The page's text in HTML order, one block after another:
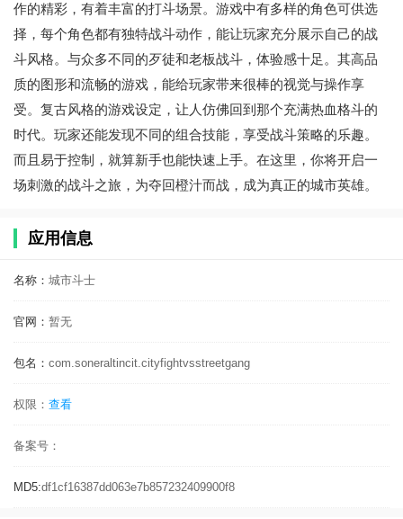
作的精彩，有着丰富的打斗场景。游戏中有多样的角色可供选
择，每个角色都有独特战斗动作，能让玩家充分展示自己的战
斗风格。与众多不同的歹徒和老板战斗，体验感十足。其高品
质的图形和流畅的游戏，能给玩家带来很棒的视觉与操作享
受。复古风格的游戏设定，让人仿佛回到那个充满热血格斗的
时代。玩家还能发现不同的组合技能，享受战斗策略的乐趣。
而且易于控制，就算新手也能快速上手。在这里，你将开启一
场刺激的战斗之旅，为夺回橙汁而战，成为真正的城市英雄。
应用信息
名称： 城市斗士
官网： 暂无
包名： com.soneraltincit.cityfightvsstreetgang
权限： 查看
备案号：
MD5:df1cf16387dd063e7b857232409900f8